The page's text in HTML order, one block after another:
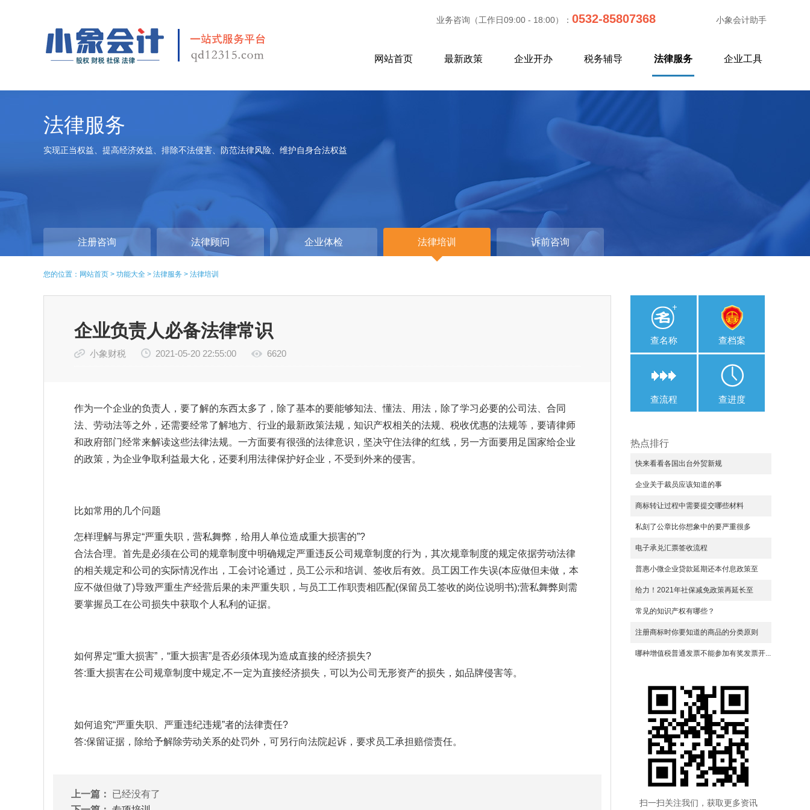
小象会计助手
业务咨询（工作日09:00 - 18:00）： 0532-85807368
网站首页 最新政策 企业开办 税务辅导 法律服务 企业工具
法律服务
实现正当权益、提高经济效益、排除不法侵害、防范法律风险、维护自身合法权益
注册咨询 法律顾问 企业体检 法律培训 诉前咨询
您的位置： 网站首页 > 功能大全 > 法律服务 > 法律培训
企业负责人必备法律常识
小象财税 2021-05-20 22:55:00 6620
作为一个企业的负责人，要了解的东西太多了，除了基本的要能够知法、懂法、用法，除了学习必要的公司法、合同
法、劳动法等之外，还需要经常了解地方、行业的最新政策法规，知识产权相关的法规、税收优惠的法规等，要请律师
和政府部门经常来解读这些法律法规。一方面要有很强的法律意识，坚决守住法律的红线，另一方面要用足国家给企业
的政策，为企业争取利益最大化，还要利用法律保护好企业，不受到外来的侵害。
比如常用的几个问题
怎样理解与界定“严重失职，营私舞弊，给用人单位造成重大损害的”?
合法合理。首先是必须在公司的规章制度中明确规定严重违反公司规章制度的行为，其次规章制度的规定依据劳动法律
的相关规定和公司的实际情况作出，工会讨论通过，员工公示和培训、签收后有效。员工因工作失误(本应做但未做，本
应不做但做了)导致严重生产经营后果的未严重失职，与员工工作职责相匹配(保留员工签收的岗位说明书);营私舞弊则需
要掌握员工在公司损失中获取个人私利的证据。
如何界定“重大损害”，“重大损害”是否必须体现为造成直接的经济损失?
答:重大损害在公司规章制度中规定,不一定为直接经济损失，可以为公司无形资产的损失，如品牌侵害等。
如何追究“严重失职、严重违纪违规”者的法律责任?
答:保留证据，除给予解除劳动关系的处罚外，可另行向法院起诉，要求员工承担赔偿责任。
上一篇：
已经没有了
查名称 查档案
查流程 查进度
热点排行
快来看看各国出台外贸新规
企业关于裁员应该知道的事
商标转让过程中需要提交哪些材料
私刻了公章比你想象中的要严重很多
电子承兑汇票签收流程
普惠小微企业贷款延期还本付息政策至
20...
给力！2021年社保减免政策再延长至
2022...
常见的知识产权有哪些？
注册商标时你要知道的商品的分类原则
哪种增值税普通发票不能参加有奖发票开...
扫一扫关注我们，获取更多资讯